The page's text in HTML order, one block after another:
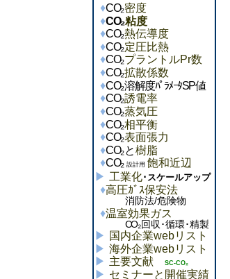
CO₂密度
CO₂粘度
CO₂熱伝導度
CO₂定圧比熱
CO₂プラントルPr数
CO₂拡散係数
CO₂溶解度ﾊﾟﾗﾒｰﾀSP値
CO₂誘電率
CO₂蒸気圧
CO₂相平衡
CO₂表面張力
CO₂と樹脂
CO₂ 設計用 飽和近辺
工業化･スケールアップ
高圧ｶﾞｽ保安法
消防法/危険物
温室効果ガス
CO₂回収･循環･精製
国内企業webリスト
海外企業webリスト
主要文献
SC-CO₂
セミナーと開催実績